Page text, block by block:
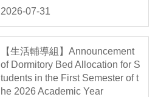
2026-07-31
【生活輔導組】Announcement
of Dormitory Bed Allocation for S
tudents in the First Semester of t
he 2026 Academic Year